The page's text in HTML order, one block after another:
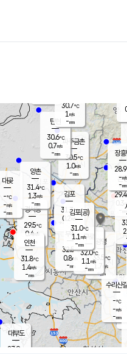
대부도
27.9
경서동
29.5℃
0.4 m/s
-mm
파주금촌
30.5℃
1.0m/s
-mm
대곶
-℃
-m/s
-mm
탄현
30.6℃
0.7m/s
-mm
김포
31.3℃
0.2 m/s
mm
광명
33.5 ℃
1.7 m/s
-mm
부천
32.5℃
0.8m/s
-mm
양촌
31.4℃
1.3m/s
-mm
구로
32.0℃
1.1 m/s
-mm
은평
29.4
0.3
- mm
수리산길
-℃
-m/s
-mm
장흥
28.9
-m/s
-mm
김포(공)
31.0℃
1.1 m/s
-mm
인천
31.8℃
1.4m/s
-mm
30.7℃
1 m/s
-mm